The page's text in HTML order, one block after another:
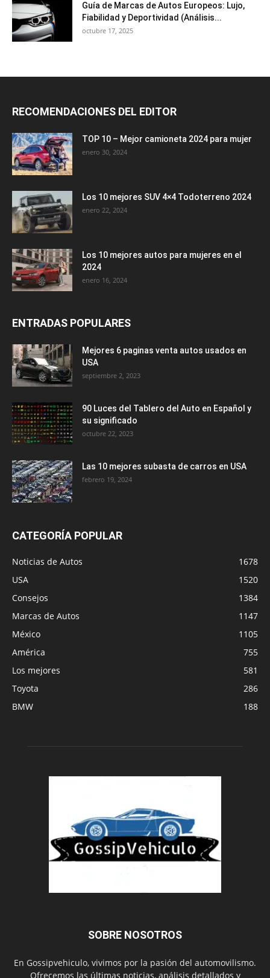
Guía de Marcas de Autos Europeos: Lujo,
Fiabilidad y Deportividad (Análisis...
octubre 17, 2025
RECOMENDACIONES DEL EDITOR
TOP 10 – Mejor camioneta 2024 para mujer
enero 30, 2024
Los 10 mejores SUV 4×4 Todoterreno 2024
enero 22, 2024
Los 10 mejores autos para mujeres en el
2024
enero 16, 2024
ENTRADAS POPULARES
Mejores 6 paginas venta autos usados en
USA
septiembre 2, 2023
90 Luces del Tablero del Auto en Español y
su significado
octubre 22, 2023
Las 10 mejores subasta de carros en USA
febrero 19, 2024
CATEGORÍA POPULAR
Noticias de Autos
1678
USA
1520
Consejos
1384
Marcas de Autos
1147
México
1105
América
755
Los mejores
581
Toyota
286
BMW
188
SOBRE NOSOTROS
En Gossipvehiculo, vivimos por la pasión del automovilismo.
Ofrecemos las últimas noticias, análisis detallados y